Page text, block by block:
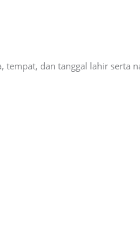
tempat, dan tanggal lahir serta